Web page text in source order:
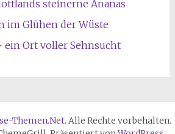
steinerne Ananas
im Glühen der Wüste
ein Ort voller Sehnsucht
Themen.Net. Alle Rechte vorbehalten.